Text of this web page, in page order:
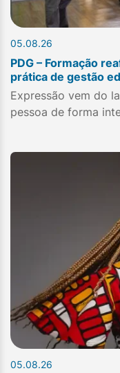
05.08.26
PDG – Formação
prática de gestão
Expressão vem do
pessoa de forma
05.08.26